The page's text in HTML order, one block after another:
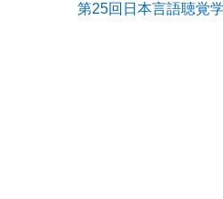
第25回日本言語聴覚